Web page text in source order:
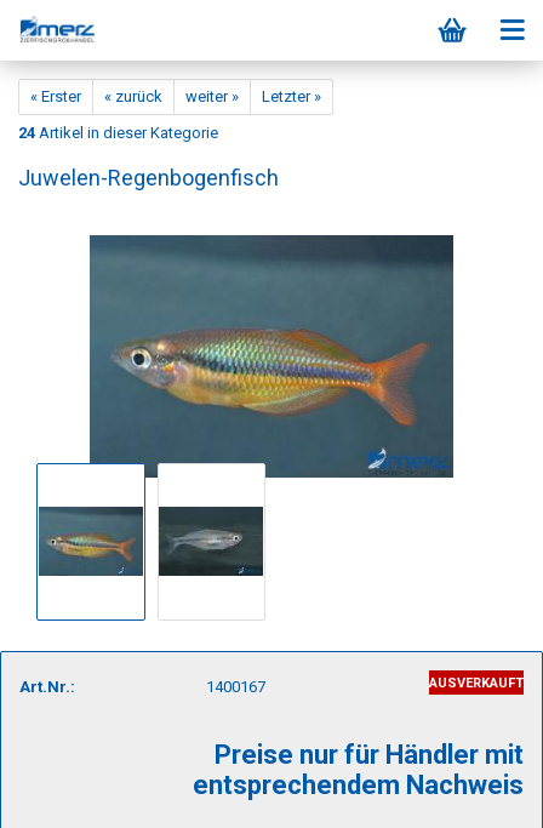
« Erster « zurück weiter »
Letzter »
24 Artikel in dieser Kategorie
Juwelen-Regenbogenfisch
AUSVERKAUFT
Art.Nr.: 1400167
Preise nur für Händler mit
entsprechendem Nachweis